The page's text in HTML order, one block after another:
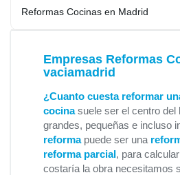
Reformas Cocinas en Madrid
Empresas Reformas
vaciamadrid
¿Cuanto cuesta reformar
cocinasuele ser el centro del
grandes, pequeñas e incluso
reformapuede ser una
reforma parcial, para
costaría la obra necesitamos